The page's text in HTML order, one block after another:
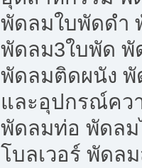
พัดลมใบพัดดำ
พัดลม3ใบพัด พั
พัดลมติดผนัง
และอุปกรณ์คว
พัดลมท่อ พัดลม
โบลเวอร์ พัดล